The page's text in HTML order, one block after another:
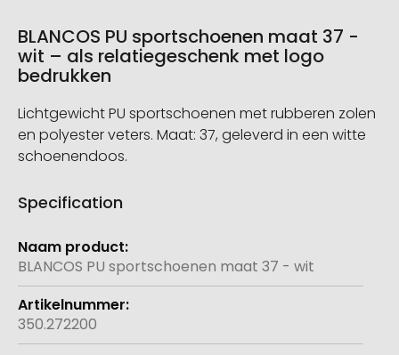
BLANCOS PU sportschoenen maat 37 -
wit – als relatiegeschenk met logo
bedrukken
Lichtgewicht PU sportschoenen met rubberen zolen
en polyester veters. Maat: 37, geleverd in een witte
schoenendoos.
Specification
Meer
informatie
BLANCOS PU sportschoenen maat 37 - wit
350.272200